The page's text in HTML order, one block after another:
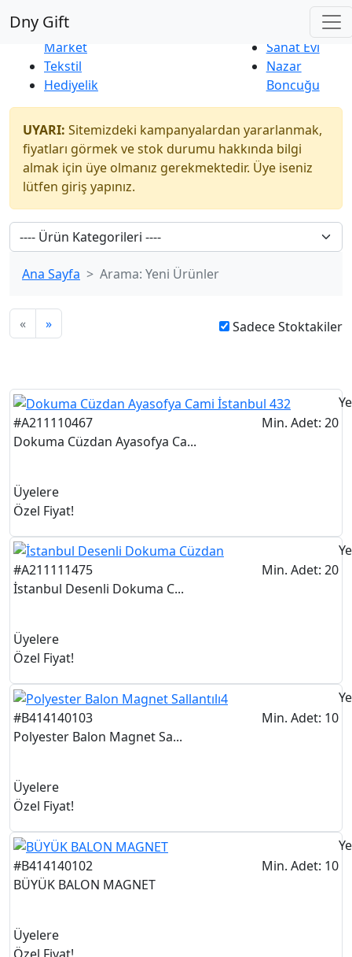
Dny Gift
Yeni Ürünler
İndirim
Market
Tekstil
Hediyelik
Sanat Evi
Nazar
Boncuğu
UYARI: Sitemizdeki kampanyalardan yararlanmak,
fiyatları görmek ve stok durumu hakkında bilgi
almak için üye olmanız gerekmektedir. Üye iseniz
lütfen giriş yapınız.
Ana Sayfa Arama: Yeni Ürünler
« » Sadece Stoktakiler
#A211110467
Min. Adet: 20
Dokuma Cüzdan Ayasofya Ca...
Üyelere
Özel Fiyat!
#A211111475
Min. Adet: 20
İstanbul Desenli Dokuma C...
Üyelere
Özel Fiyat!
#B414140103
Min. Adet: 10
Polyester Balon Magnet Sa...
Üyelere
Özel Fiyat!
#B414140102
Min. Adet: 10
BÜYÜK BALON MAGNET
Üyelere